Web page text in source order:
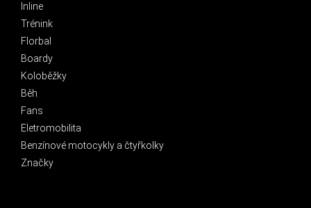
Inline
Trénink
Florbal
Boardy
Koloběžky
Běh
Fans
Eletromobilita
Benzínové motocykly a čtyřkolky
Značky